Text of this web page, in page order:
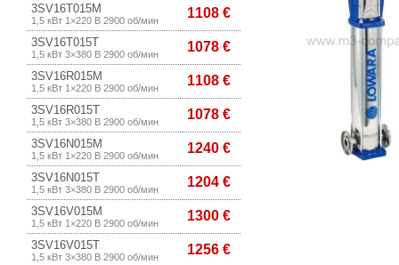
3SV16T015M
1,5 кВт 1×220 В 2900 об/мин 1108 €
3SV16T015T
1,5 кВт 3×380 В 2900 об/мин 1078 €
3SV16R015M
1,5 кВт 1×220 В 2900 об/мин 1108 €
3SV16R015T
1,5 кВт 3×380 В 2900 об/мин 1078 €
3SV16N015M
1,5 кВт 1×220 В 2900 об/мин 1240 €
3SV16N015T
1,5 кВт 3×380 В 2900 об/мин 1204 €
3SV16V015M
1,5 кВт 1×220 В 2900 об/мин 1300 €
3SV16V015T
1,5 кВт 3×380 В 2900 об/мин 1256 €